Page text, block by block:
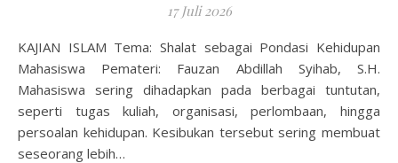
17 Juli 2026
KAJIAN ISLAM Tema: Shalat sebagai Pondasi Kehidupan
Mahasiswa Pemateri: Fauzan Abdillah Syihab, S.H.
Mahasiswa sering dihadapkan pada berbagai tuntutan,
seperti tugas kuliah, organisasi, perlombaan, hingga
persoalan kehidupan. Kesibukan tersebut sering membuat
seseorang lebih…